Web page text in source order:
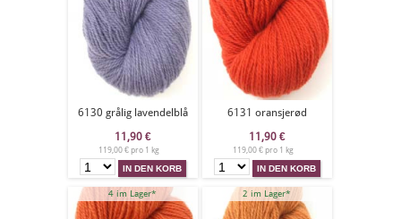
6130 grålig lavendelblå
11,90 €
119,00 € pro 1 kg
6131 oransjerød
11,90 €
119,00 € pro 1 kg
4 im Lager* 2 im Lager*